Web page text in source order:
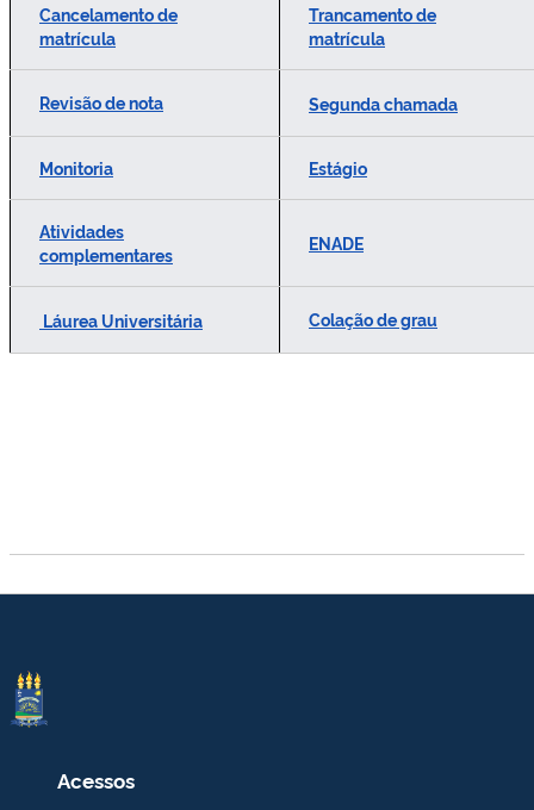
Cancelamento de
matrícula
Trancamento de
matrícula
Revisão de nota Segunda chamada
Monitoria Estágio
Atividades
complementares
ENADE
Láurea Universitária Colação de grau
Acessos